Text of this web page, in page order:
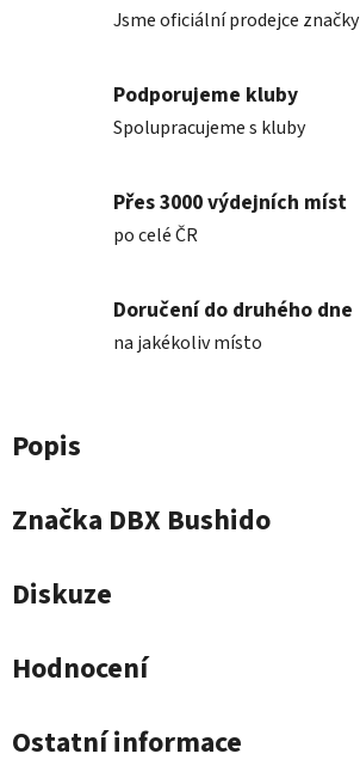
Jsme oficiální prodejce značky
Podporujeme kluby
Spolupracujeme s kluby
Přes 3000 výdejních míst
po celé ČR
Doručení do druhého dne
na jakékoliv místo
Popis
Značka DBX Bushido
Diskuze
Hodnocení
Ostatní informace